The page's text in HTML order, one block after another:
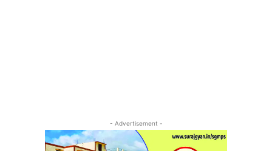
- Advertisement -